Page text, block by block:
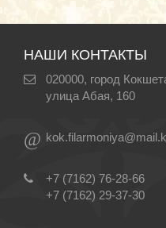
НАШИ КОНТАКТЫ
020000, город
улица Абая, 160
@
+7 (7162) 76-28-66
+7 (7162) 29-37-30